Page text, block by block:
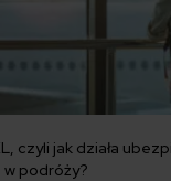
czyli jak działa
podróży?